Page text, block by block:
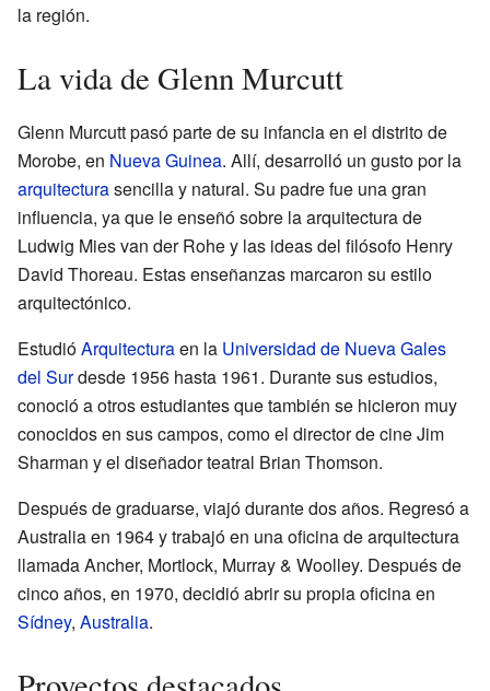
la región.
La vida de Glenn Murcutt
Glenn Murcutt pasó parte de su infancia en el distrito de
Morobe, en Nueva Guinea. Allí, desarrolló un gusto por la
arquitecturasencilla y natural. Su padre fue una gran
influencia, ya que le enseñó sobre la arquitectura de
Ludwig Mies van der Rohe y las ideas del filósofo Henry
David Thoreau. Estas enseñanzas marcaron su estilo
arquitectónico.
EstudióArquitecturaen la Universidad de Nueva Gales
del Surdesde 1956 hasta 1961. Durante sus estudios,
conoció a otros estudiantes que también se hicieron muy
conocidos en sus campos, como el director de cine Jim
Sharman y el diseñador teatral Brian Thomson.
Después de graduarse, viajó durante dos años. Regresó a
Australia en 1964 y trabajó en una oficina de arquitectura
llamada Ancher, Mortlock, Murray & Woolley. Después de
cinco años, en 1970, decidió abrir su propia oficina en
Sídney, Australia.